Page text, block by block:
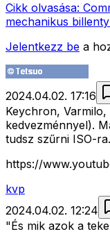
Cikk olvasása:
mechanikus
Jelentkezz be a
2024.04.02. 17:16
Keychron,
kedvezménnyel).
tudsz szűrni ISO-ra.
https://
kvp
2024.04.02. 12:24
"És mik azok a